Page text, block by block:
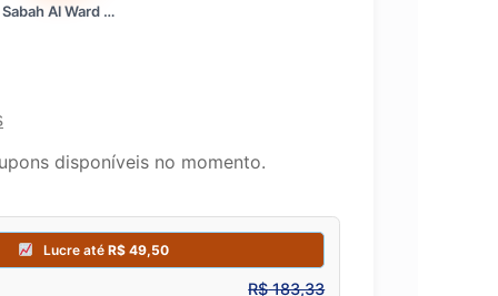
Sabah Al Ward EDP 100ml 100ml
disponíveis no momento.